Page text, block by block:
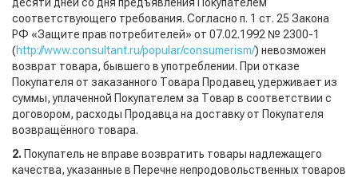
соответствующего требования. Согласно п. 1 ст. 25 Закона
РФ «Защите прав потребителей» от 07.02.1992 № 2300-1
(http://www.consultant.ru/popular/consumerism/) невозможен
возврат товара, бывшего в употреблении. При отказе
Покупателя от заказанного Товара Продавец удерживает из
суммы, уплаченной Покупателем за Товар в соответствии с
договором, расходы Продавца на доставку от Покупателя
возвращённого товара.
2. Покупатель не вправе возвратить товары надлежащего
качества, указанные в Перечне непродовольственных товаров